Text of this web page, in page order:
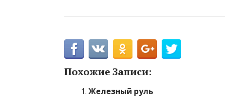
Похожие Записи:
Железный руль